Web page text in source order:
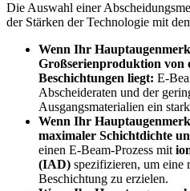
Die Auswahl einer
der Stärken der Technologie mit
Wenn Ihr
Großserienproduktion von
Beschichtungen liegt: E-
Abscheideraten und der
Ausgangsmaterialien ein
Wenn Ihr
maximaler Schichtdichte
einen E-Beam-Prozess mit
(IAD) spezifizieren, um eine
Beschichtung zu erzielen.